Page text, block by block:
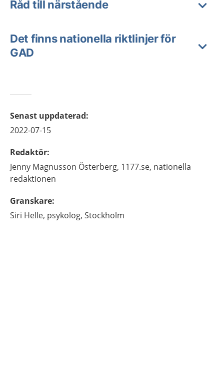
Råd till närstående
Det finns nationella riktlinjer för
GAD
Senast uppdaterad:
2022-07-15
Redaktör:
Jenny Magnusson Österberg, 1177.se, nationella
redaktionen
Granskare:
Siri Helle, psykolog, Stockholm